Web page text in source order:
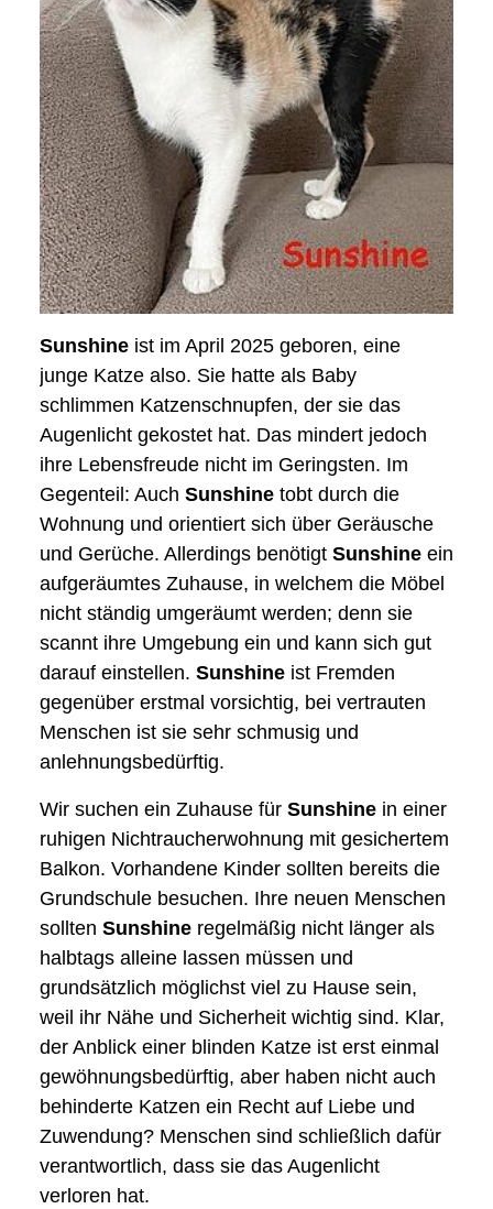
Sunshine ist im April 2025 geboren, eine
junge Katze also. Sie hatte als Baby
schlimmen Katzenschnupfen, der sie das
Augenlicht gekostet hat. Das mindert jedoch
ihre Lebensfreude nicht im Geringsten. Im
Gegenteil: Auch Sunshine tobt durch die
Wohnung und orientiert sich über Geräusche
und Gerüche. Allerdings benötigt Sunshine ein
aufgeräumtes Zuhause, in welchem die Möbel
nicht ständig umgeräumt werden; denn sie
scannt ihre Umgebung ein und kann sich gut
darauf einstellen. Sunshine ist Fremden
gegenüber erstmal vorsichtig, bei vertrauten
Menschen ist sie sehr schmusig und
anlehnungsbedürftig.
Wir suchen ein Zuhause für Sunshine in einer
ruhigen Nichtraucherwohnung mit gesichertem
Balkon. Vorhandene Kinder sollten bereits die
Grundschule besuchen. Ihre neuen Menschen
sollten Sunshine regelmäßig nicht länger als
halbtags alleine lassen müssen und
grundsätzlich möglichst viel zu Hause sein,
weil ihr Nähe und Sicherheit wichtig sind. Klar,
der Anblick einer blinden Katze ist erst einmal
gewöhnungsbedürftig, aber haben nicht auch
behinderte Katzen ein Recht auf Liebe und
Zuwendung? Menschen sind schließlich dafür
verantwortlich, dass sie das Augenlicht
verloren hat.